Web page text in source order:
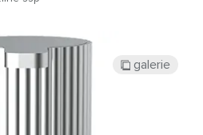
galerie